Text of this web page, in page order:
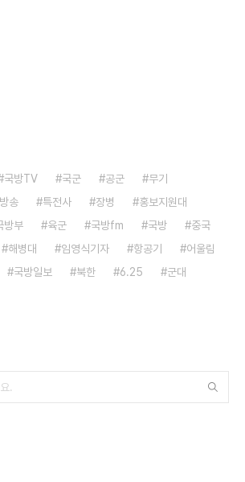
국방TV 국군 공군
무기
송 특전사 장병
홍보지원대
방부 육군 국방fm 국방
중국
해병대 임영식기자 항공기
어울림
국방일보 북한 6.25 군대